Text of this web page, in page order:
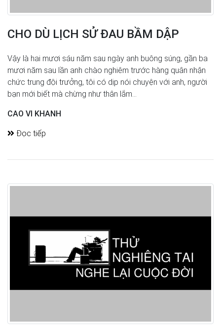
CHO DÙ LỊCH SỬ ĐAU BẦM DẬP
Vậy là hai mươi sáu năm sau ngày anh buông súng, gần ba
mươi năm sau lần anh chào nghiêm trước hàng quân nhận
chức trung đội trưởng, tôi có dịp nói chuyện với anh, người
bạn mới biết mà chừng như thân lắm...
CAO VI KHANH
Đọc tiếp